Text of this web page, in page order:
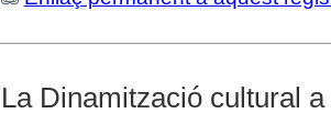
La Dinamització cultural